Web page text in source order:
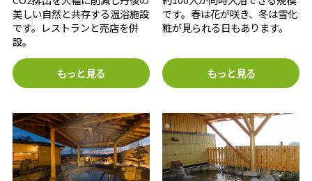
美しい自然と共存する温浴施設
です。レストランと売店を併
設。
もっと見る
です。春は花が咲き、冬は雪化
粧が見られる日もあります。
もっと見る